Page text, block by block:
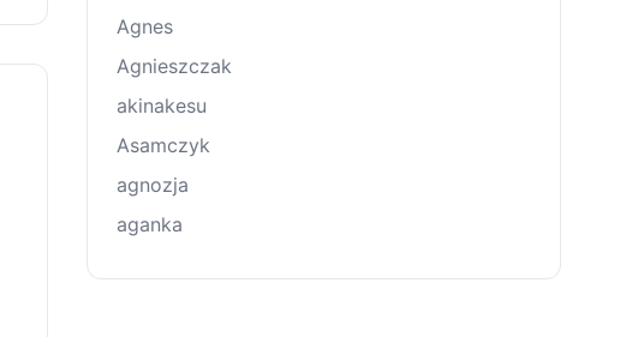
Agnes
Agnieszczak
akinakesu
Asamczyk
agnozja
aganka